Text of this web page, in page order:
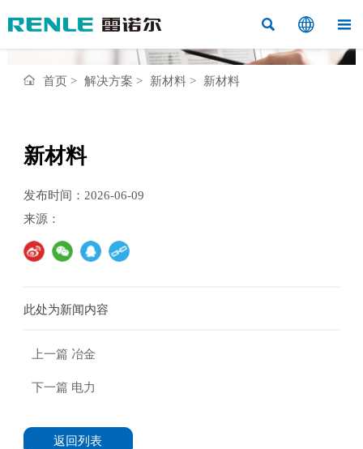
  
首页> 解决方案 > 新材料> 新材料
新材料
发布时间：2026-06-09
来源：
此处为新闻内容
上一篇 冶金
下一篇 电力
返回列表